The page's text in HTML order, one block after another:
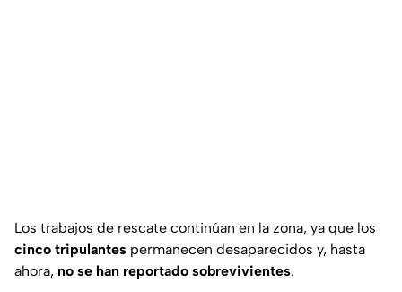
Los trabajos de rescate continúan en la zona, ya que los
cinco tripulantes permanecen desaparecidos y, hasta
ahora, no se han reportado sobrevivientes.